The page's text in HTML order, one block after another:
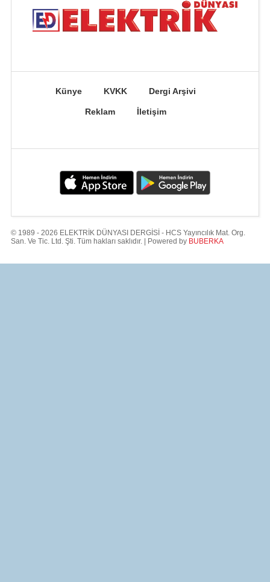
Künye KVKK Dergi Arşivi
Reklam İletişim
© 1989 - 2026 ELEKTRİK DÜNYASI DERGİSİ - HCS Yayıncılık Mat. Org.
San. Ve Tic. Ltd. Şti. Tüm hakları saklıdır. | Powered by BUBERKA